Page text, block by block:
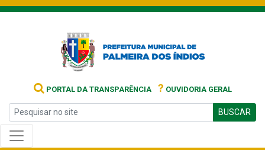
PORTAL DA TRANSPARÊNCIA ? OUVIDORIA GERAL
BUSCAR